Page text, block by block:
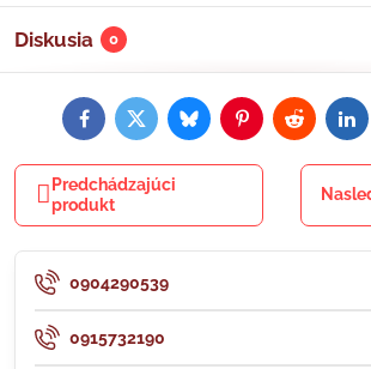
Diskusia 0
FacebookTwitterBlueskyPinterestReddit
Predchádzajúci
produkt
0904290539
0915732190